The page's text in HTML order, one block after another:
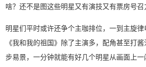
啥？还不是图这些明星又有演技又有票房号召
明星们平时或许还争个主咖排位，一到主旋律
《我和我的祖国》除了主演多，配角甚至打
步易景，一分钟就能有好几个明星从画面上